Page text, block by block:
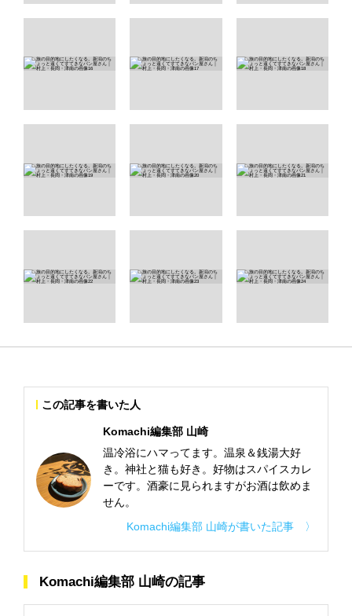
この記事を書いた人
Komachi編集部 山崎
温冷浴にハマってます。温泉＆銭湯大好
き。神社と猫も好き。好物はスパイスカレ
ーです。酒豪に見られますがお酒は飲めま
せん。
Komachi編集部 山崎が書いた記事 〉
Komachi編集部 山崎の記事